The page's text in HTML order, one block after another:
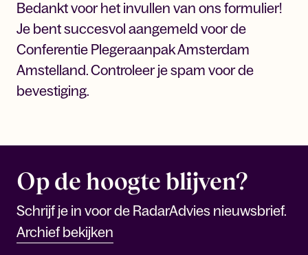
Bedankt voor het invullen van ons formulier!
Je bent succesvol aangemeld voor de
Conferentie Plegeraanpak Amsterdam
Amstelland. Controleer je spam voor de
bevestiging.
Op de hoogte blijven?
Schrijf je in voor de RadarAdvies nieuwsbrief.
Archief bekijken